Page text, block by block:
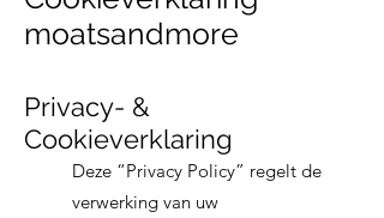
moatsandmore
Privacy- &
Cookieverklaring
Deze “Privacy Policy” regelt de
verwerking van uw